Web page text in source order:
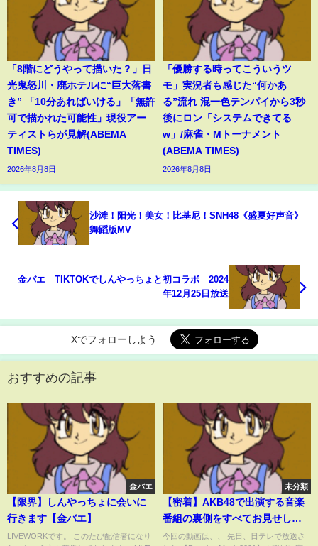
「8階にどうやって描いた？」日
光鬼怒川・廃ホテルに“巨大落書
き” 「10分あればいける」「無許
可で描かれた可能性」現役アー
ティストらが見解(ABEMA
TIMES)
2026年8月8日
「優勝する時ってこういうツ
モ」実況者も感じた“何かあ
る”流れ 混一色テンパイから3秒
後にロン「システムできてる
w」/麻雀・Mトーナメント
(ABEMA TIMES)
2026年8月8日
沙滩！阳光！美女！比基尼！SNH48《盛夏好声音》
舞蹈版MV
金バエ TIKTOKでしんやっちょと初コラボ 2024
年12月25日放送
Xでフォローしよう
おすすめの記事
金バエ
【限界】しんやっちょに会いに
行きます【金バエ】
LIVEWORKです。 このたび配信者になり
未分類
【密着】AKB48で出演する音楽
番組の裏側をすべてお見せしま
す！
今回の動画は、、 先日、日テレで放送さ